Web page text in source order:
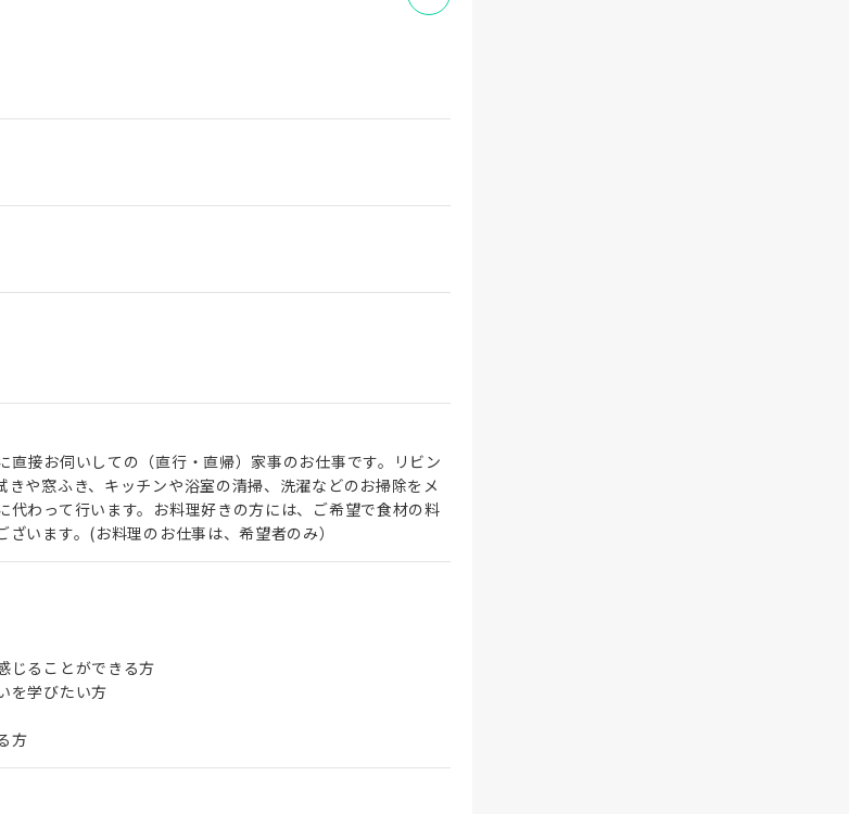
直接お伺いしての（直行・直帰）家事のお仕事です。リビン
きや窓ふき、キッチンや浴室の清掃、洗濯などのお掃除をメ
代わって行います。お料理好きの方には、ご希望で食材の料
います。(お料理のお仕事は、希望者のみ）
じることができる方
を学びたい方
方